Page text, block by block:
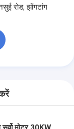
रोड, झोंगटांग